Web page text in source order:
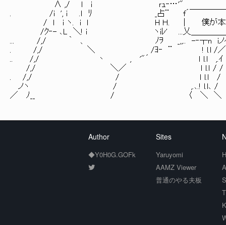
∧ ,/ l i ｒｭ‐…'" i
. /i ', ｉ .ｌ ﾘ _占¨ f´￣￣￣￣￣￣￣￣￣￣
/ l i ヽ. i l H Ｈ. | 僕が本を読むときは姿
/ｸ‐- ､L ＼! i ヽiﾚ' ...乂＿＿＿＿＿＿＿＿＿
... /,/ ｀ 、 ﾉｦ _,,.. -‐┬n iノｲ
. /,/ ＼ /ﾖ‐ ¨ ! l.l /／
.. /,/ 丶 , '"´ ｌ l.l ,.ｲ
/,/ ＼／ ｌ l.ｌ / /
. /,/ / ｌ l.l /
ノヽ / ,.､.! l.l､ /
／ ﾉ__ / 〈 ＼ ＼
Author
◆Y0H0G.GOFk
Sites
Yaruyomi
AAMZ Viewer
普通のやる夫板